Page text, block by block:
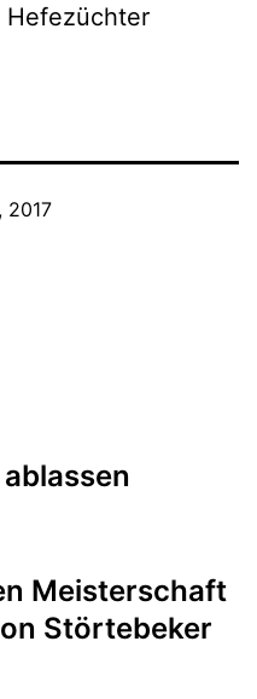
2017
Meisterschaft
Störtebeker